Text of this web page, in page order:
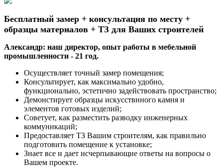
Бесплатный замер + консультация по месту +
образцы материалов + ТЗ для Ваших строителей
Александр: наш директор, опыт работы в мебельной
промышленности - 21 год.
Осуществляет точный замер помещения;
Консультирует, как максимально удобно,
функционально, эстетично задействовать пространство;
Демонстирует образцы искусствнного камня и
элементов готовых изделий;
Советует, как разместить разводку инженерных
коммуникаций;
Предоставляет ТЗ Вашим строителям, как правильно
подготовить помещение к установке;
Знает все и дает исчерпывающие ответы на вопросы о
Вашем проекте.